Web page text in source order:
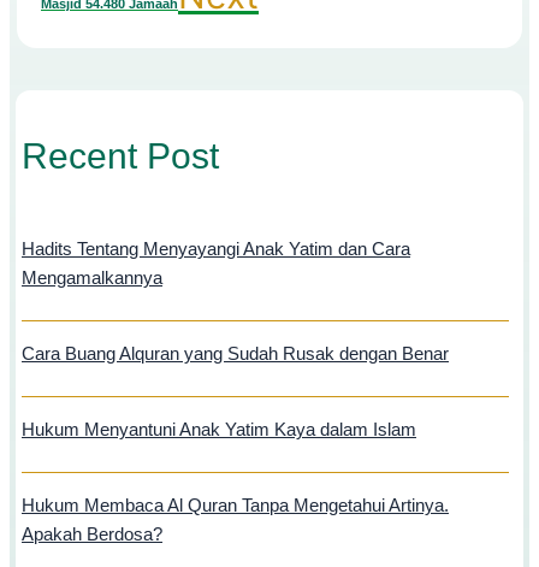
Masjid 54.480 Jamaah
Recent Post
Hadits Tentang Menyayangi Anak Yatim dan Cara
Mengamalkannya
Cara Buang Alquran yang Sudah Rusak dengan Benar
Hukum Menyantuni Anak Yatim Kaya dalam Islam
Hukum Membaca Al Quran Tanpa Mengetahui Artinya.
Apakah Berdosa?